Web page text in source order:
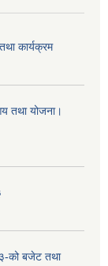
कार्यक्रम
तथा योजना।
को बजेट तथा